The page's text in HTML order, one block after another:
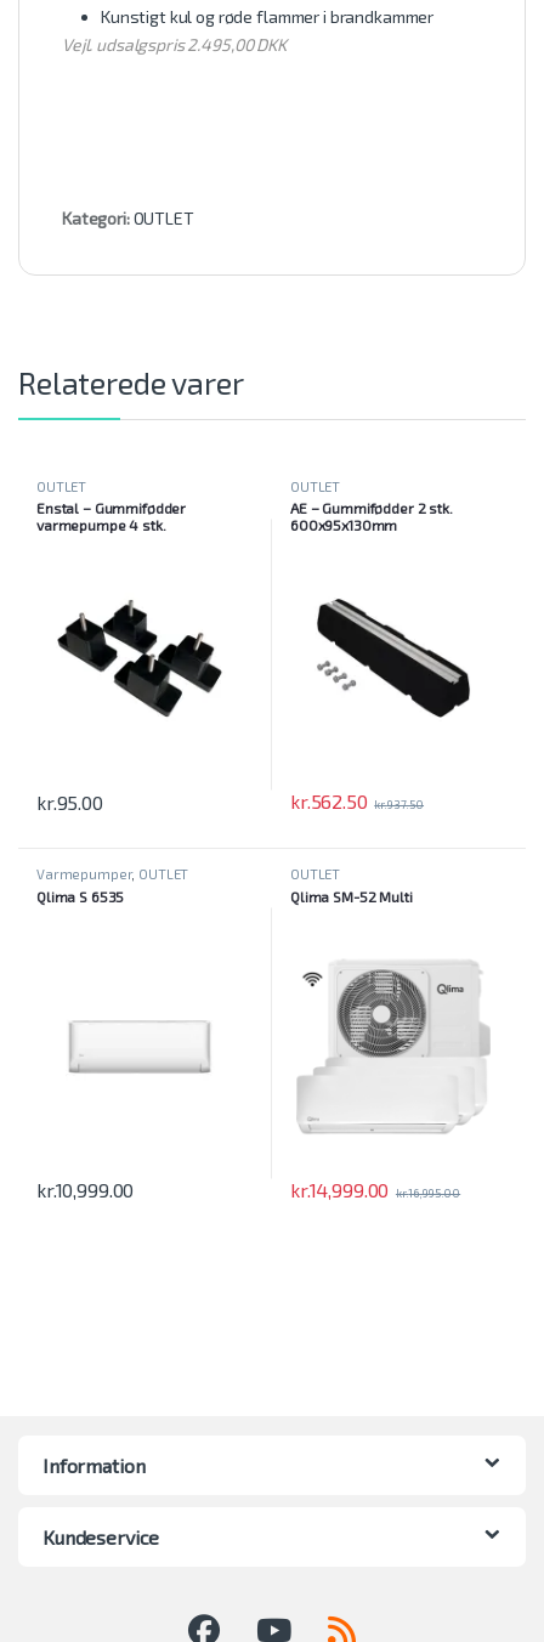
Kunstigt kul og røde flammer i brandkammer
Vejl. udsalgspris 2.495,00 DKK
Kategori:OUTLET
Relaterede varer
OUTLET
Enstal – Gummifødder
varmepumpe 4 stk.
kr.95.00
OUTLET
AE – Gummifødder 2 stk.
600x95x130mm
kr.562.50 kr.937.50
Varmepumper, OUTLET
Qlima S 6535
kr.10,999.00
OUTLET
Qlima SM-52 Multi
kr.14,999.00 kr.16,995.00
Information
Kundeservice